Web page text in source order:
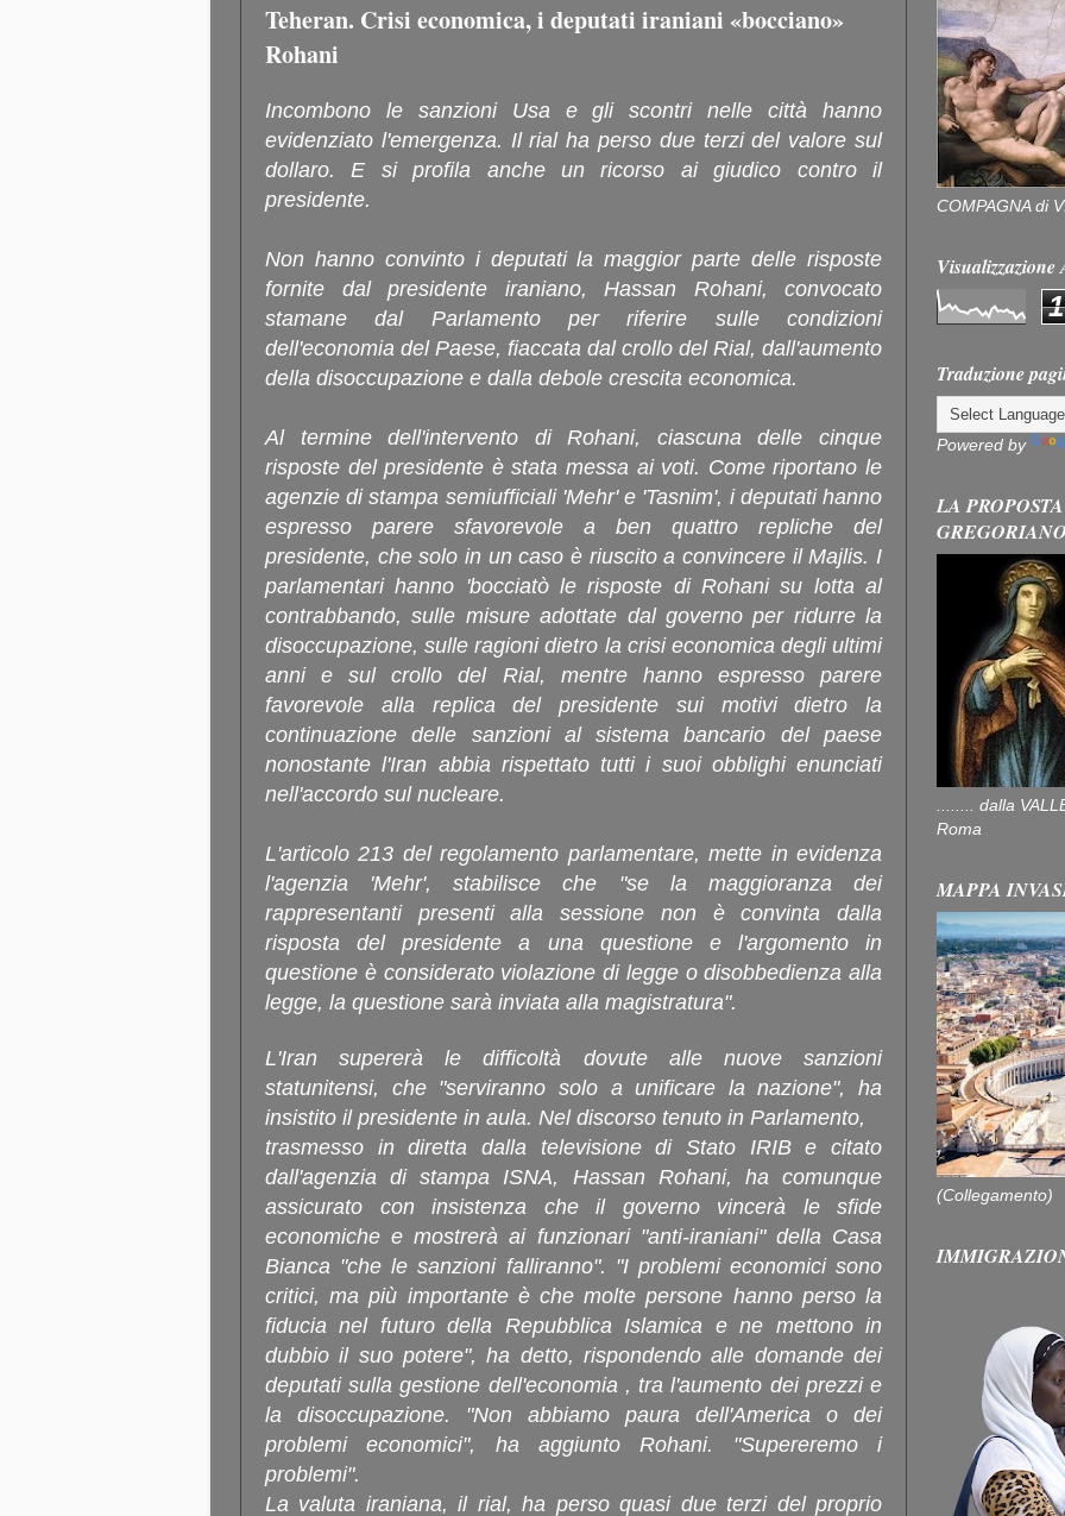
Teheran. Crisi economica, i deputati iraniani «bocciano»
Rohani
Incombono le sanzioni Usa e gli scontri nelle città hanno
evidenziato l'emergenza. Il rial ha perso due terzi del valore sul
dollaro. E si profila anche un ricorso ai giudico contro il
presidente.
Non hanno convinto i deputati la maggior parte delle risposte
fornite dal presidente iraniano, Hassan Rohani, convocato
stamane dal Parlamento per riferire sulle condizioni
dell'economia del Paese, fiaccata dal crollo del Rial, dall'aumento
della disoccupazione e dalla debole crescita economica.
Al termine dell'intervento di Rohani, ciascuna delle cinque
risposte del presidente è stata messa ai voti. Come riportano le
agenzie di stampa semiufficiali 'Mehr' e 'Tasnim', i deputati hanno
espresso parere sfavorevole a ben quattro repliche del
presidente, che solo in un caso è riuscito a convincere il Majlis. I
parlamentari hanno 'bocciatò le risposte di Rohani su lotta al
contrabbando, sulle misure adottate dal governo per ridurre la
disoccupazione, sulle ragioni dietro la crisi economica degli ultimi
anni e sul crollo del Rial, mentre hanno espresso parere
favorevole alla replica del presidente sui motivi dietro la
continuazione delle sanzioni al sistema bancario del paese
nonostante l'Iran abbia rispettato tutti i suoi obblighi enunciati
nell'accordo sul nucleare.
L'articolo 213 del regolamento parlamentare, mette in evidenza
l'agenzia 'Mehr', stabilisce che "se la maggioranza dei
rappresentanti presenti alla sessione non è convinta dalla
risposta del presidente a una questione e l'argomento in
questione è considerato violazione di legge o disobbedienza alla
legge, la questione sarà inviata alla magistratura".
L'Iran supererà le difficoltà dovute alle nuove sanzioni
statunitensi, che "serviranno solo aunificare la nazione", ha
insistito il presidente in aula. Nel discorso tenuto in Parlamento,
trasmesso in diretta dalla televisione di Stato IRIB e citato
dall'agenzia di stampa ISNA, Hassan Rohani, ha comunque
assicurato con insistenza che il governo vincerà le sfide
economiche e mostrerà ai funzionari "anti-iraniani" della Casa
Bianca "che le sanzioni falliranno". "I problemi economici sono
critici, ma più importante è che molte persone hanno perso la
fiducia nel futuro della Repubblica Islamica e ne mettono in
dubbio il suo potere", ha detto, rispondendo alle domande dei
deputati sulla gestione dell'economia , tra l'aumento dei prezzi e
la disoccupazione. "Non abbiamo paura dell'America o dei
problemi economici", ha aggiunto Rohani. "Supereremo i
problemi".
La valuta iraniana, il rial, ha perso quasi due terzi del proprio
COMPAGNA di
1
Traduzione
Powered by
LA
........ dalla
Roma
MAPPA
(Collegamento)